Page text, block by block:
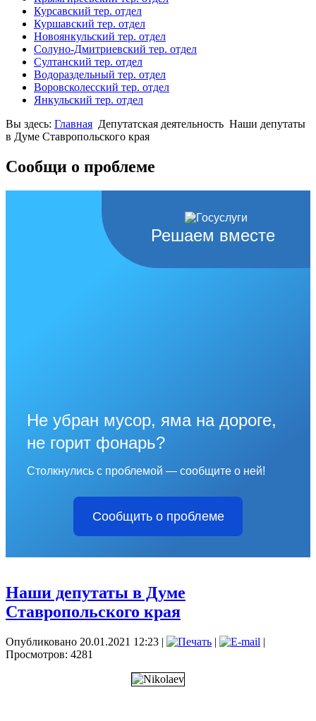
Курсавский тер. отдел
Куршавский тер. отдел
Новоянкульский тер. отдел
Солуно-Дмитриевский тер. отдел
Султанский тер. отдел
Водораздельный тер. отдел
Воровсколесский тер. отдел
Янкульский тер. отдел
Вы здесь: Главная Депутатская деятельность Наши депутаты
в Думе Ставропольского края
Сообщи о проблеме
Решаем вместе
Не убран мусор, яма на дороге,
не горит фонарь?
Столкнулись с проблемой — сообщите о ней!
Сообщить о проблеме
Наши депутаты в Думе
Ставропольского края
Опубликовано 20.01.2021 12:23 | |
|
Просмотров: 4281